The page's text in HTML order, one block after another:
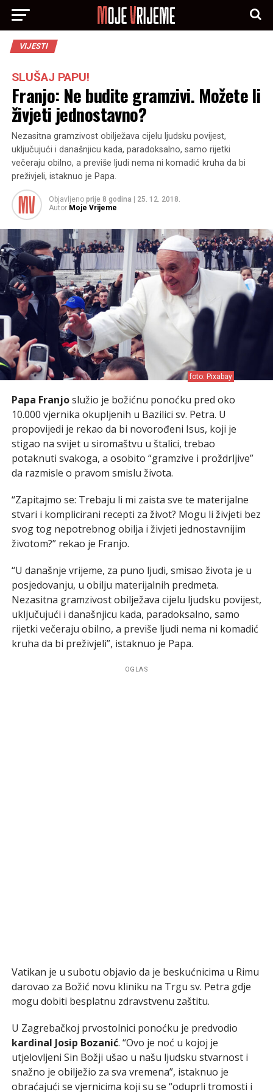
VIJESTI
SLUŠAJ PAPU!
Franjo: Ne budite gramzivi. Možete li
živjeti jednostavno?
Nezasitna gramzivost obilježava cijelu ljudsku povijest,
uključujući i današnjicu kada, paradoksalno, samo rijetki
večeraju obilno, a previše ljudi nema ni komadić kruha da bi
preživjeli, istaknuo je Papa.
Objavljeno prije 8 godina
25. 12. 2018.
Autor Moje Vrijeme
foto: Pixabay
Papa Franjoslužio je božićnu ponoćku pred oko
10.000 vjernika okupljenih u Bazilici sv. Petra. U
propovijedi je rekao da bi novorođeni Isus, koji je
stigao na svijet u siromaštvu u štalici, trebao
potaknuti svakoga, a osobito “gramzive i proždrljive”
da razmisle o pravom smislu života.
“Zapitajmo se: Trebaju li mi zaista sve te materijalne
stvari i komplicirani recepti za život? Mogu li živjeti bez
svog tog nepotrebnog obilja i živjeti jednostavnijim
životom?” rekao je Franjo.
“U današnje vrijeme, za puno ljudi, smisao života je u
posjedovanju, u obilju materijalnih predmeta.
Nezasitna gramzivost obilježava cijelu ljudsku povijest,
uključujući i današnjicu kada, paradoksalno, samo
rijetki večeraju obilno, a previše ljudi nema ni komadić
kruha da bi preživjeli”, istaknuo je Papa.
OGLAS
Vatikan je u subotu objavio da je beskućnicima u Rimu
darovao za Božić novu kliniku na Trgu sv. Petra gdje
mogu dobiti besplatnu zdravstvenu zaštitu.
U Zagrebačkoj prvostolnici ponoćku je predvodio
kardinal Josip Bozanić. “Ovo je noć u kojoj je
utjelovljeni Sin Božji ušao u našu ljudsku stvarnost i
snažno je obilježio za sva vremena”, istaknuo je
obraćajući se vjernicima koji su se “oduprli tromosti i